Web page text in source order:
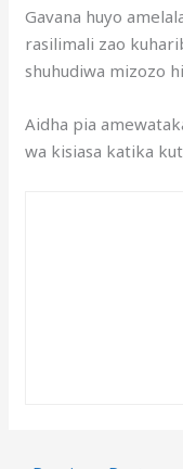
Gavana huyo
rasilimali zao
shuhudiwa mizozo
Aidha pia
wa kisiasa katika